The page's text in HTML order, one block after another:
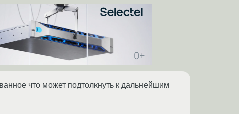
что может подтолкнуть к дальнейшим